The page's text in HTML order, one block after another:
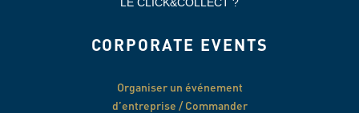
CORPORATE EVENTS
Organiser un événement
d’entreprise / Commander